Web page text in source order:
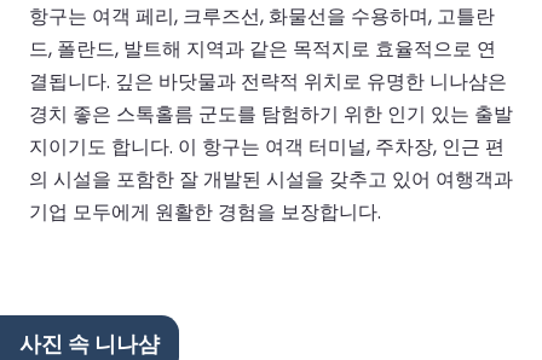
항구는 여객 페리, 크루즈선, 화물선을 수용하며, 고틀란
드, 폴란드, 발트해 지역과 같은 목적지로 효율적으로 연
결됩니다. 깊은 바닷물과 전략적 위치로 유명한 니나샴은
경치 좋은 스톡홀름 군도를 탐험하기 위한 인기 있는 출발
지이기도 합니다. 이 항구는 여객 터미널, 주차장, 인근 편
의 시설을 포함한 잘 개발된 시설을 갖추고 있어 여행객과
기업 모두에게 원활한 경험을 보장합니다.
사진 속 니나샴